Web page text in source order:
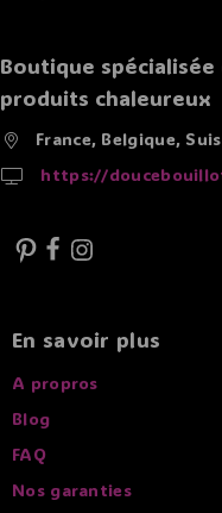
Boutique
produits chaleureux
France, Belgique,
https://
En savoir plus
A propros
Blog
FAQ
Nos garanties